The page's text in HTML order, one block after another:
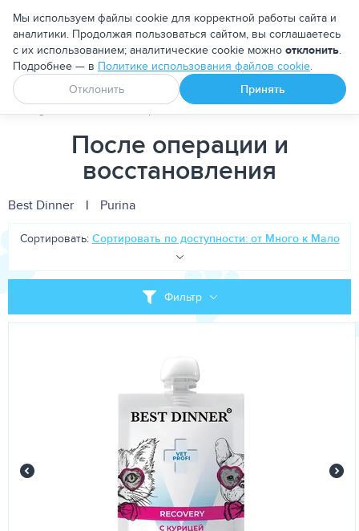
Москва
Апоквел Ветмедин От блох и клещей
PetDog Собакам Корма для собак Лечебно-
После операции и
восстановления
Best Dinner | Purina
Фильтр
Сортировать: Сортировать по доступности: от Много к Мало
Мы используем файлы cookie для корректной работы сайта и
аналитики. Продолжая пользоваться сайтом, вы соглашаетесь
с их использованием; аналитические cookie можно отклонить.
Подробнее — в Политике использования файлов cookie.
Отклонить
Принять